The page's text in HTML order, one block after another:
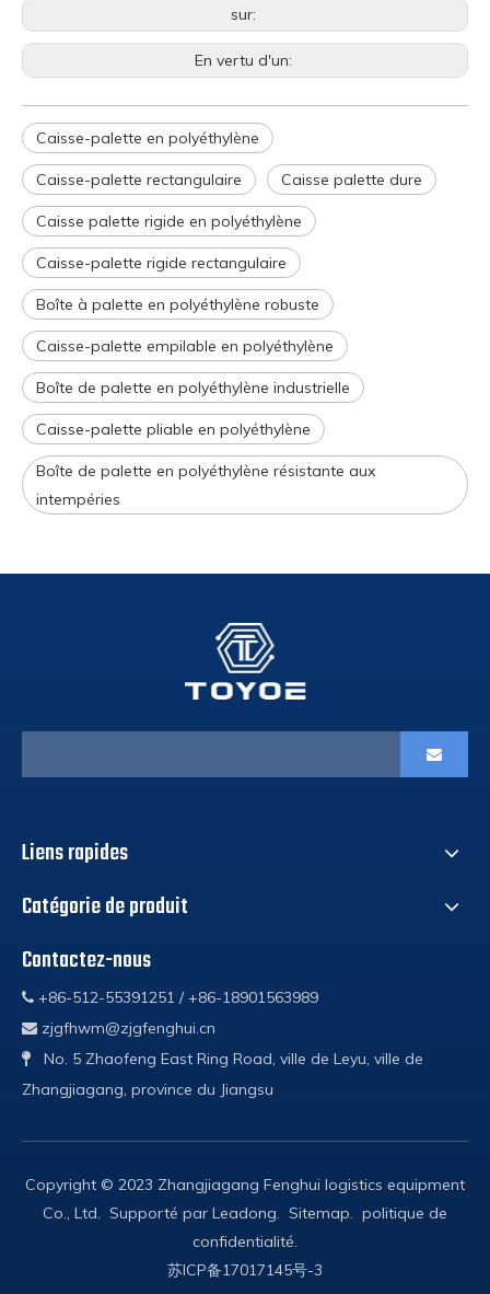
sur:
En vertu d'un:
Caisse-palette en polyéthylène
Caisse-palette rectangulaire Caisse palette dure
Caisse palette rigide en polyéthylène
Caisse-palette rigide rectangulaire
Boîte à palette en polyéthylène robuste
Caisse-palette empilable en polyéthylène
Boîte de palette en polyéthylène industrielle
Caisse-palette pliable en polyéthylène
Boîte de palette en polyéthylène résistante aux
intempéries
Liens rapides
Catégorie de produit
Contactez-nous
 +86-512-55391251 / +86-18901563989
 zjgfhwm@zjgfenghui.cn

No. 5 Zhaofeng East Ring Road, ville de Leyu, ville de
Zhangjiagang, province du Jiangsu
Copyright © 2023 Zhangjiagang Fenghui logistics equipment
Co., Ltd. Supporté par Leadong. Sitemap. politique de
confidentialité.
苏ICP备17017145号-3